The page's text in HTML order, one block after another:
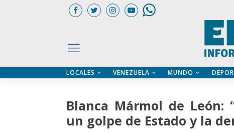
LOCALES VENEZUELA MUNDO
Blanca Mármol de León:
un golpe de Estado y la